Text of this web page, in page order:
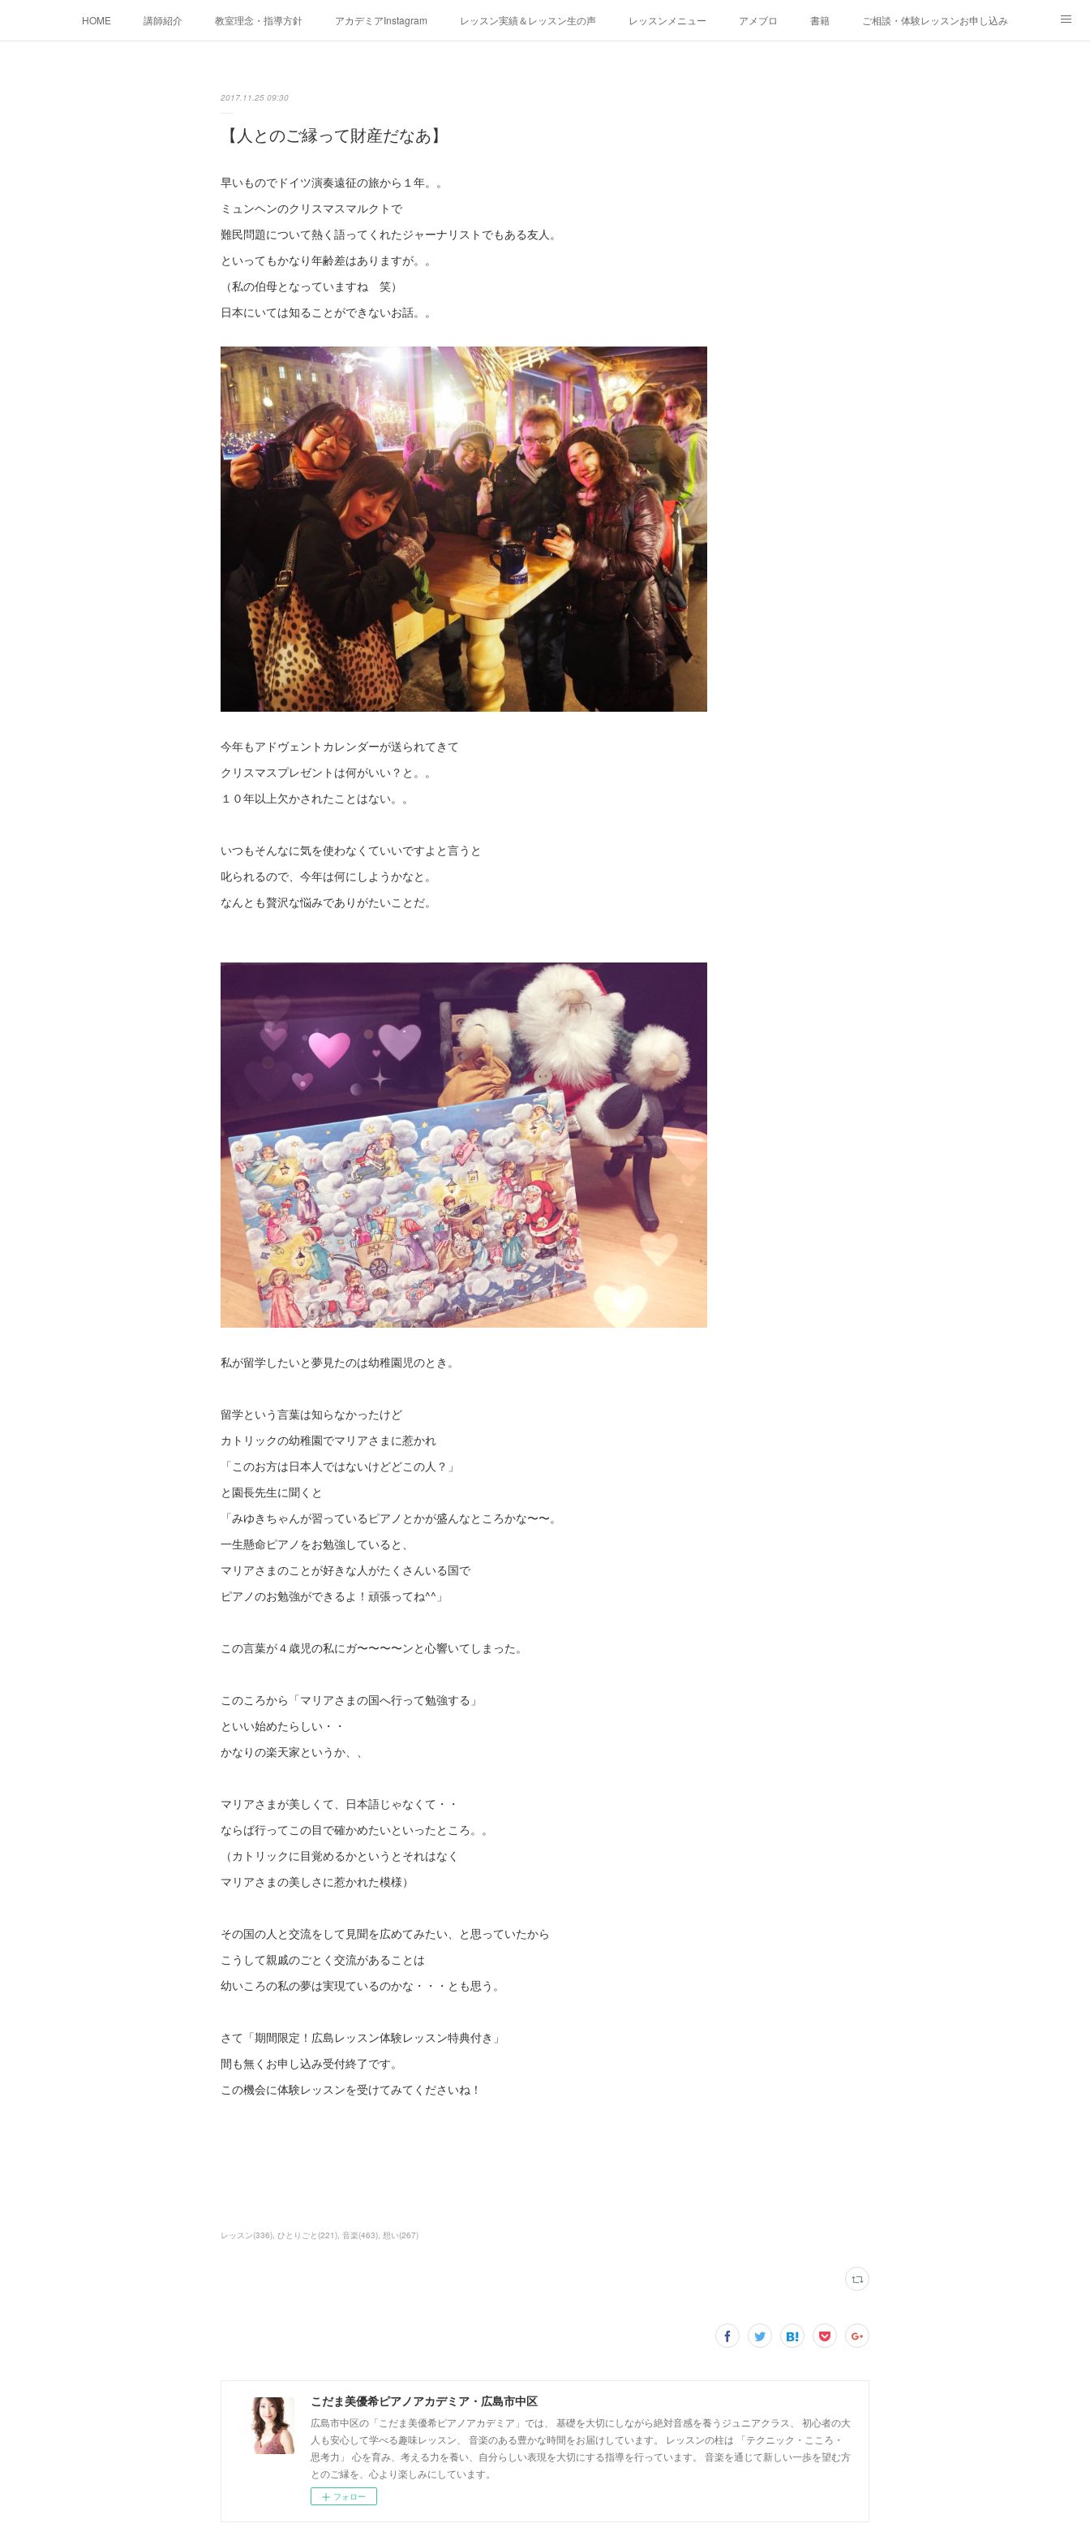
HOME 講師紹介 教室理念・指導方針 アカデミアInstagram レッスン実績＆レッスン生の声 レッスンメニュー アメブロ 書籍 ご相談・体験レッスンお申し込み
2017.11.25 09:30
【人とのご縁って財産だなあ】
早いものでドイツ演奏遠征の旅から１年。。
ミュンヘンのクリスマスマルクトで
難民問題について熱く語ってくれたジャーナリストでもある友人。
といってもかなり年齢差はありますが。。
（私の伯母となっていますね 笑）
日本にいては知ることができないお話。。
今年もアドヴェントカレンダーが送られてきて
クリスマスプレゼントは何がいい？と。。
１０年以上欠かされたことはない。。
いつもそんなに気を使わなくていいですよと言うと
叱られるので、今年は何にしようかなと。
なんとも贅沢な悩みでありがたいことだ。
私が留学したいと夢見たのは幼稚園児のとき。
留学という言葉は知らなかったけど
カトリックの幼稚園でマリアさまに惹かれ
「このお方は日本人ではないけどどこの人？」
と園長先生に聞くと
「みゆきちゃんが習っているピアノとかが盛んなところかな〜〜。
一生懸命ピアノをお勉強していると、
マリアさまのことが好きな人がたくさんいる国で
ピアノのお勉強ができるよ！頑張ってね^^」
この言葉が４歳児の私にガ〜〜〜〜ンと心響いてしまった。
このころから「マリアさまの国へ行って勉強する」
といい始めたらしい・・
かなりの楽天家というか、、
マリアさまが美しくて、日本語じゃなくて・・
ならば行ってこの目で確かめたいといったところ。。
（カトリックに目覚めるかというとそれはなく
マリアさまの美しさに惹かれた模様）
その国の人と交流をして見聞を広めてみたい、と思っていたから
こうして親戚のごとく交流があることは
幼いころの私の夢は実現ているのかな・・・とも思う。
さて「期間限定！広島レッスン体験レッスン特典付き」
間も無くお申し込み受付終了です。
この機会に体験レッスンを受けてみてくださいね！
レッスン(336) ひとりごと (221) 音楽(463) 想い(267)
こだま美優希ピアノアカデミア・広島市中区
広島市中区の「こだま美優希ピアノアカデミア」では、 基礎を大切にしながら絶対音感を養うジュニアクラス、 初心者の大
人も安心して学べる趣味レッスン、 音楽のある豊かな時間をお届けしています。 レッスンの柱は 「テクニック・こころ・
思考力」 心を育み、考える力を養い、自分らしい表現を大切にする指導を行っています。 音楽を通じて新しい一歩を望む方
とのご縁を、心より楽しみにしています。
フォロー